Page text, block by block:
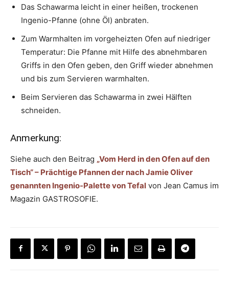
Das Schawarma leicht in einer heißen, trockenen
Ingenio-Pfanne (ohne Öl) anbraten.
Zum Warmhalten im vorgeheizten Ofen auf niedriger
Temperatur: Die Pfanne mit Hilfe des abnehmbaren
Griffs in den Ofen geben, den Griff wieder abnehmen
und bis zum Servieren warmhalten.
Beim Servieren das Schawarma in zwei Hälften
schneiden.
Anmerkung:
Siehe auch den Beitrag „Vom Herd in den Ofen auf den
Tisch“ – Prächtige Pfannen der nach Jamie Oliver
genannten Ingenio-Palette von Tefal von Jean Camus im
Magazin GASTROSOFIE.